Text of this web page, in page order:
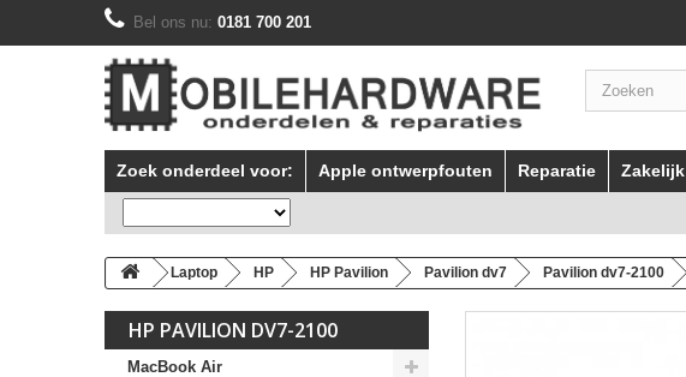
Bel ons nu: 0181 700 201
Zoek onderdeel voor: Apple ontwerpfouten Reparatie Zakelijk
Laptop HP HP Pavilion Pavilion dv7 Pavilion dv7-2100
HP PAVILION DV7-2100
MacBook Air